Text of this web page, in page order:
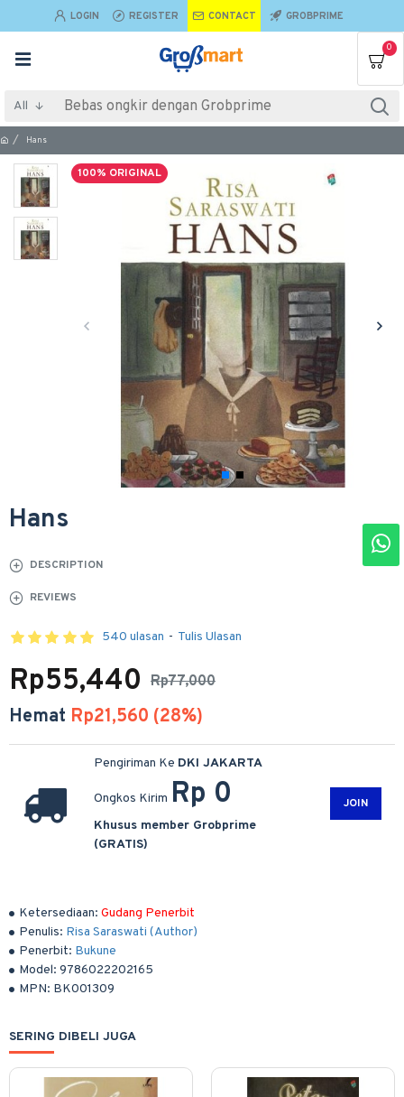
LOGIN REGISTER CONTACT GROBPRIME
0
All
Hans
100% ORIGINAL
Hans
DESCRIPTION
REVIEWS
Ketersediaan: Gudang Penerbit
Penulis: Risa Saraswati (Author)
Penerbit: Bukune
Model: 9786022202165
MPN: BK001309
540 ulasan - Tulis Ulasan
Rp77,000
Rp55,440
Hemat Rp21,560 (28%)
Pengiriman Ke DKI JAKARTA
Ongkos Kirim Rp 0
Khusus member Grobprime
(GRATIS)
JOIN
SERING DIBELI JUGA